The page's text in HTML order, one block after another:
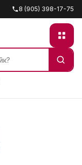
8 (905) 398-17-75